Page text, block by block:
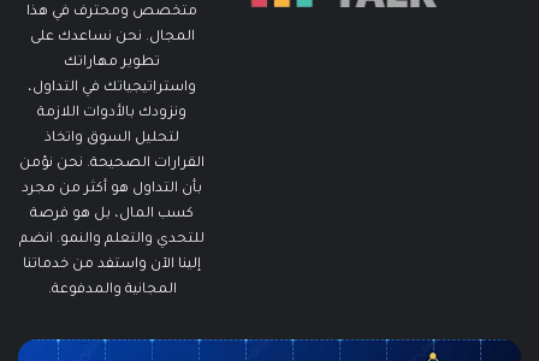
متخصص ومحترف في هذا
المجال. نحن نساعدك على
تطوير مهاراتك
واستراتيجياتك في التداول،
ونزودك بالأدوات اللازمة
لتحليل السوق واتخاذ
القرارات الصحيحة. نحن نؤمن
بأن التداول هو أكثر من مجرد
كسب المال، بل هو فرصة
للتحدي والتعلم والنمو. انضم
إلينا الآن واستفد من خدماتنا
المجانية والمدفوعة.
ما